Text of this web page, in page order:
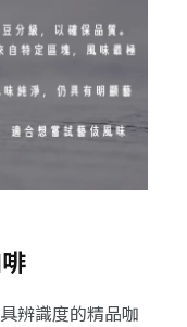
辨識度的精品咖